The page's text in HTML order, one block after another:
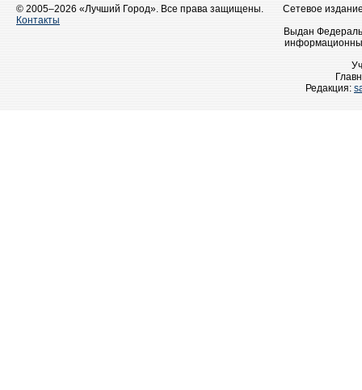
© 2005–2026 «Лучший Город». Все права защищены.
Контакты
Сетевое
Выдан
Редакция: